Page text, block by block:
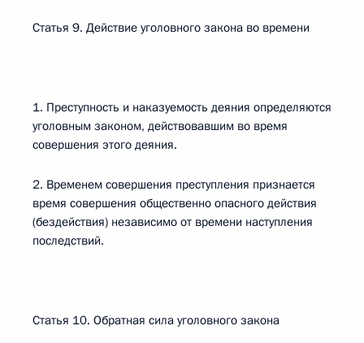
Статья 9. Действие уголовного закона во времени
1. Преступность и наказуемость деяния определяются
уголовным законом, действовавшим во время
совершения этого деяния.
2. Временем совершения преступления признается
время совершения общественно опасного действия
(бездействия) независимо от времени наступления
последствий.
Статья 10. Обратная сила уголовного закона